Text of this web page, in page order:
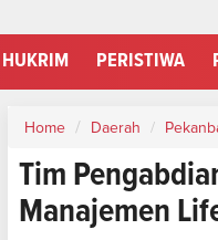
HUKRIM PERISTIWA
Home Daerah
Tim
Manajemen